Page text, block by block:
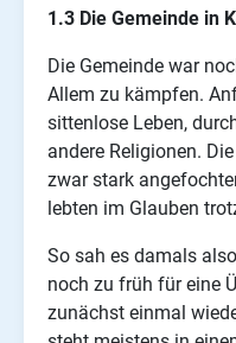
1.3 Die Gemeinde in
Die Gemeinde war
Allem zu kämpfen.
sittenlose Leben,
andere Religionen.
zwar stark
lebten im Glauben
So sah es damals
noch zu früh für eine
zunächst einmal